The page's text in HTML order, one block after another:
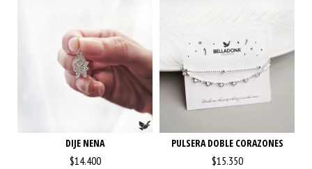
DIJE NENA
$14.400
PULSERA DOBLE CORAZONES
$15.350